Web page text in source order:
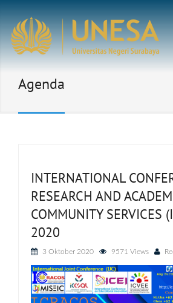
Agenda
INTERNATIONAL
RESEARCH AND
COMMUNITY SERVICES
2020
3 Oktober 2020 9571 Views